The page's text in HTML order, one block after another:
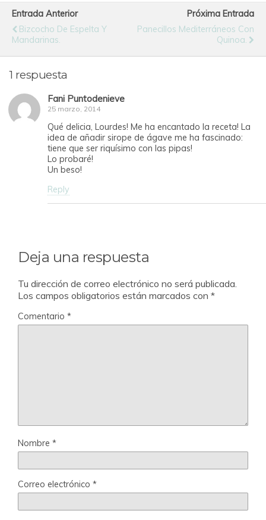
Entrada Anterior
Bizcocho De Espelta Y
Mandarinas.
Próxima Entrada
Panecillos Mediterráneos Con
Quinoa.
1 respuesta
Fani Puntodenieve
25 marzo, 2014
Qué delicia, Lourdes! Me ha encantado la receta! La
idea de añadir sirope de ágave me ha fascinado:
tiene que ser riquísimo con las pipas!
Lo probaré!
Un beso!
Reply
Deja una respuesta
Tu dirección de correo electrónico no será publicada.
Los campos obligatorios están marcados con *
Comentario *
Nombre *
Correo electrónico *